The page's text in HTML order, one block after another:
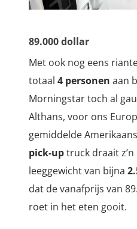
89.000 dollar
Met ook nog eens
totaal 4 personen aan
Morningstar toch al
Althans, voor ons
gemiddelde
pick-uptruck draait
leeggewicht van bijna
dat de vanafprijs van
roet in het eten gooit.